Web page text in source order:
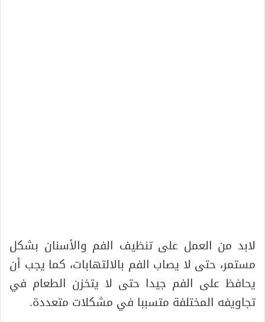
لابد من العمل على تنظيف الفم والأسنان بشكل
مستمر، حتى لا يصاب الفم بالالتهابات، كما يجب أن
يحافظ على الفم جيدا حتى لا يتخزن الطعام في
تجاويفه المختلفة متسببا في مشكلات متعددة.